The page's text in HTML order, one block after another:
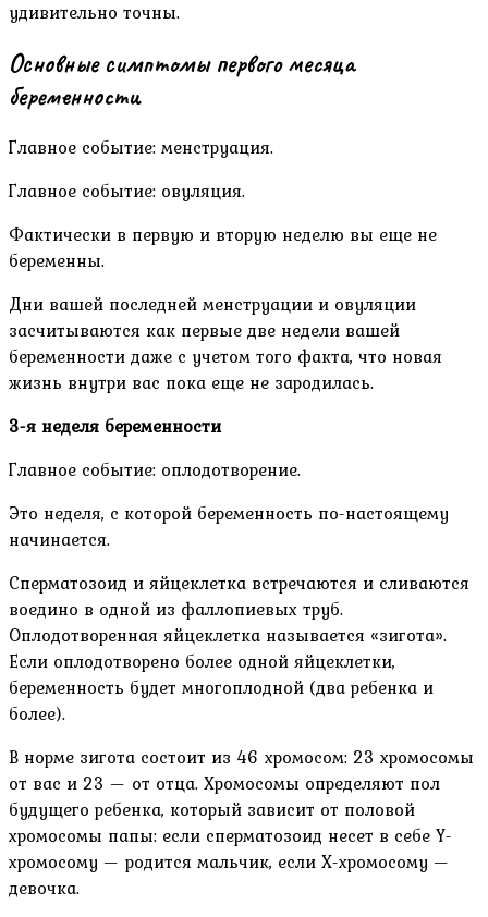
удивительно точны.
Основные симптомы первого месяца
беременности
Главное событие: менструация.
Главное событие: овуляция.
Фактически в первую и вторую неделю вы еще не
беременны.
Дни вашей последней менструации и овуляции
засчитываются как первые две недели вашей
беременности даже с учетом того факта, что новая
жизнь внутри вас пока еще не зародилась.
3-я неделя беременности
Главное событие: оплодотворение.
Это неделя, с которой беременность по-настоящему
начинается.
Сперматозоид и яйцеклетка встречаются и сливаются
воедино в одной из фаллопиевых труб.
Оплодотворенная яйцеклетка называется «зигота».
Если оплодотворено более одной яйцеклетки,
беременность будет многоплодной (два ребенка и
более).
В норме зигота состоит из 46 хромосом: 23 хромосомы
от вас и 23 — от отца. Хромосомы определяют пол
будущего ребенка, который зависит от половой
хромосомы папы: если сперматозоид несет в себе Y-
хромосому — родится мальчик, если Х-хромосому —
девочка.